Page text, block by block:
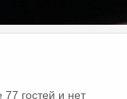
гостей и нет